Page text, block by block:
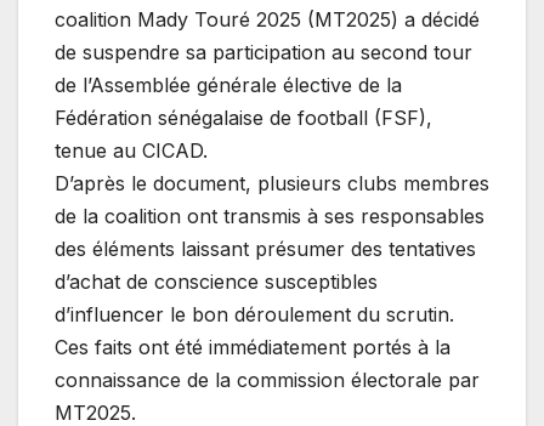
coalition Mady Touré 2025 (MT2025) a décidé
de suspendre sa participation au second tour
de l’Assemblée générale élective de la
Fédération sénégalaise de football (FSF),
tenue au CICAD.
D’après le document, plusieurs clubs membres
de la coalition ont transmis à ses responsables
des éléments laissant présumer des tentatives
d’achat de conscience susceptibles
d’influencer le bon déroulement du scrutin.
Ces faits ont été immédiatement portés à la
connaissance de la commission électorale par
MT2025.